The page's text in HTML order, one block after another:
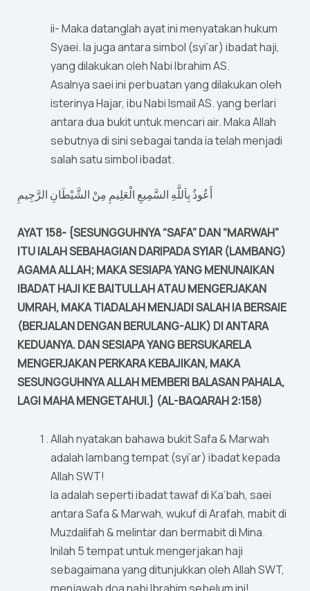
ii- Maka datanglah ayat ini menyatakan hukum
Syaei. Ia juga antara simbol (syi’ar) ibadat haji,
yang dilakukan oleh Nabi Ibrahim AS.
Asalnya saei ini perbuatan yang dilakukan oleh
isterinya Hajar, ibu Nabi Ismail AS. yang berlari
antara dua bukit untuk mencari air. Maka Allah
sebutnya di sini sebagai tanda ia telah menjadi
salah satu simbol ibadat.
أَعُوذُ بِاَللَّهِ السَّمِيعِ الْعَلِيمِ مِنْ الشَّيْطَانِ الرَّجِيمِ
AYAT 158- {SESUNGGUHNYA “SAFA” DAN “MARWAH”
ITU IALAH SEBAHAGIAN DARIPADA SYIAR (LAMBANG)
AGAMA ALLAH; MAKA SESIAPA YANG MENUNAIKAN
IBADAT HAJI KE BAITULLAH ATAU MENGERJAKAN
UMRAH, MAKA TIADALAH MENJADI SALAH IA BERSAIE
(BERJALAN DENGAN BERULANG-ALIK) DI ANTARA
KEDUANYA. DAN SESIAPA YANG BERSUKARELA
MENGERJAKAN PERKARA KEBAJIKAN, MAKA
SESUNGGUHNYA ALLAH MEMBERI BALASAN PAHALA,
LAGI MAHA MENGETAHUI.} (AL-BAQARAH 2:158)
Allah nyatakan bahawa bukit Safa & Marwah
adalah lambang tempat (syi’ar) ibadat kepada
Allah SWT!
Ia adalah seperti ibadat tawaf di Ka’bah, saei
antara Safa & Marwah, wukuf di Arafah, mabit di
Muzdalifah & melintar dan bermabit di Mina.
Inilah 5 tempat untuk mengerjakan haji
sebagaimana yang ditunjukkan oleh Allah SWT,